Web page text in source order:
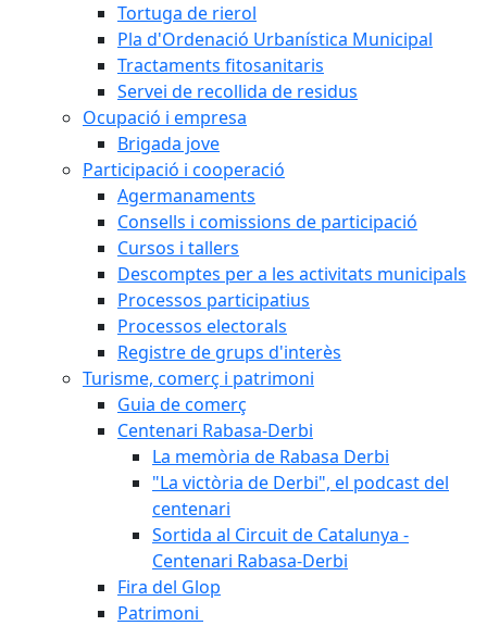
Tortuga de rierol
Pla d'Ordenació Urbanística Municipal
Tractaments fitosanitaris
Servei de recollida de residus
Ocupació i empresa
Brigada jove
Participació i cooperació
Agermanaments
Consells i comissions de participació
Cursos i tallers
Descomptes per a les activitats municipals
Processos participatius
Processos electorals
Registre de grups d'interès
Turisme, comerç i patrimoni
Guia de comerç
Centenari Rabasa-Derbi
La memòria de Rabasa Derbi
"La victòria de Derbi", el podcast del
centenari
Sortida al Circuit de Catalunya -
Centenari Rabasa-Derbi
Fira del Glop
Patrimoni